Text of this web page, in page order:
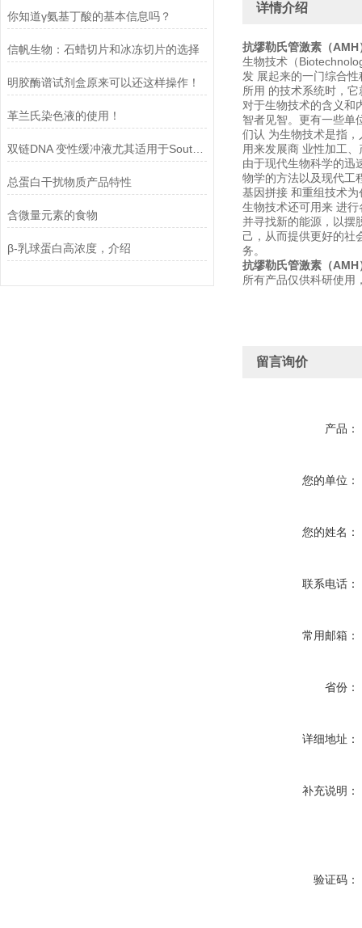
你知道γ氨基丁酸的基本信息吗？
信帆生物：石蜡切片和冰冻切片的选择​
明胶酶谱试剂盒原来可以还这样操作！
革兰氏染色液的使用！
双链DNA 变性缓冲液尤其适用于Southern blot 实验
总蛋白干扰物质产品特性
含微量元素的食物
β-乳球蛋白高浓度，介绍
详情介绍
抗缪勒氏管激素（AMH
生物技术（
发 展起来的一门综合
所用 的技术系统时，
对于生物技术的含义和
智者见智。更有一些单
们认 为生物技术是指
用来发展商 业性加工
由于现代生物科学的迅
物学的方法以及现代工
基因拼接 和重组技术
生物技术还可用来 进
并寻找新的能源，以摆
己，从而提供更好的社
务。
抗缪勒氏管激素（AMH
所有产品仅供科研使用
留言询价
产品：
您的单位：
您的姓名：
联系电话：
常用邮箱：
省份：
详细地址：
补充说明：
验证码：